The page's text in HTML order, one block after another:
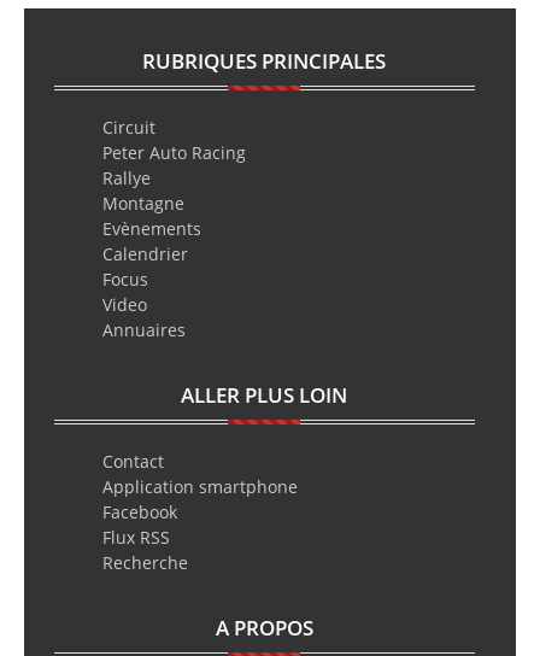
RUBRIQUES PRINCIPALES
Circuit
Peter Auto Racing
Rallye
Montagne
Evènements
Calendrier
Focus
Video
Annuaires
ALLER PLUS LOIN
Contact
Application smartphone
Facebook
Flux RSS
Recherche
A PROPOS